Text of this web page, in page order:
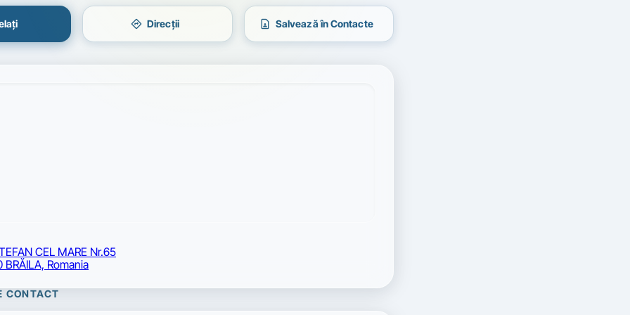
directions Direcții contact_page Salvează în Contacte
CEL MARE Nr.65
BRĂILA, Romania
CONTACT